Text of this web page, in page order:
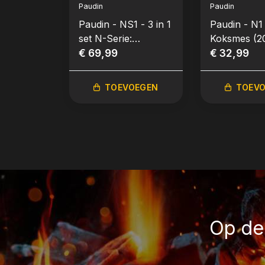
Paudin
Paudin - NS1 - 3 in 1
set N-Serie:
Koksmes, Nakirimes,
€ 69,99
TOEVOEGEN
Paudin
Paudin - N1
Koksmes
€ 32,99
Op